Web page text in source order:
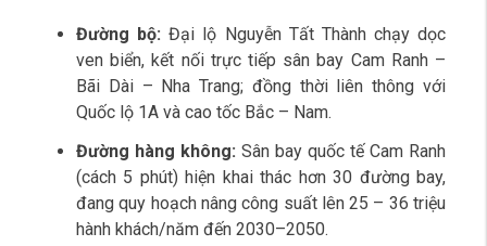
Đường bộ: Đại lộ Nguyễn Tất Thành chạy dọc
ven biển, kết nối trực tiếp sân bay Cam Ranh –
Bãi Dài – Nha Trang; đồng thời liên thông với
Quốc lộ 1A và cao tốc Bắc – Nam.
Đường hàng không: Sân bay quốc tế Cam Ranh
(cách 5 phút) hiện khai thác hơn 30 đường bay,
đang quy hoạch nâng công suất lên 25 – 36 triệu
hành khách/năm đến 2030–2050.